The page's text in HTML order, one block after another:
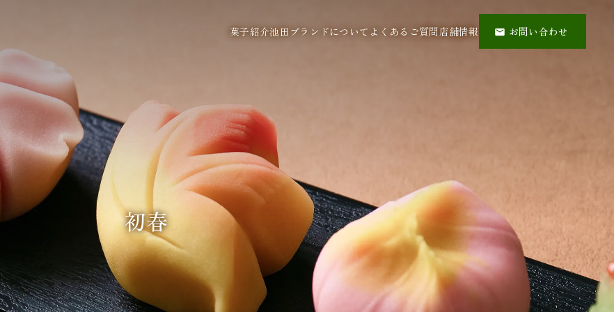
菓子紹介池田ブランドについて よくあるご質問店舗情報 お問い合わせ
初春